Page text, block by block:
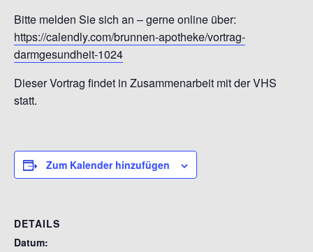
Bitte melden Sie sich an – gerne online über:
https://calendly.com/brunnen-apotheke/vortrag-
darmgesundheit-1024
Dieser Vortrag findet in Zusammenarbeit mit der VHS
statt.
Zum Kalender hinzufügen
DETAILS
Datum: